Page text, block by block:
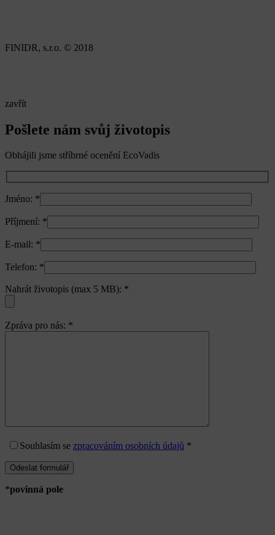
FINIDR, s.r.o. © 2018
zavřít
Pošlete nám svůj životopis
Obhájili jsme stříbrné ocenění EcoVadis
Jméno: *
Příjmení: *
E-mail: *
Telefon: *
Nahrát životopis (max 5 MB): *
Zpráva pro nás: *
Souhlasím se zpracováním osobních údajů *
*povinná pole